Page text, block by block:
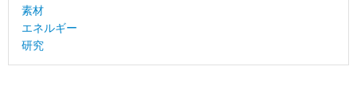
素材
エネルギー
研究